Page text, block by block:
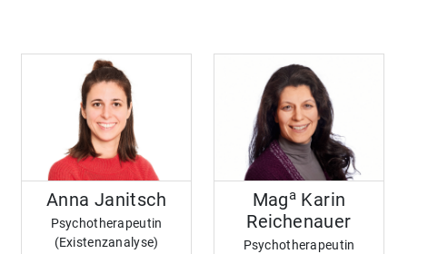
Anna Janitsch
Psychotherapeutin
(Existenzanalyse)
Maga Karin
Reichenauer
Psychotherapeutin